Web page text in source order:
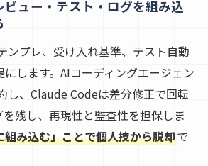
ビュー・テスト・ログを組み込
ンプレ、受け入れ基準、テスト自動
します。AIコーディングエージェン
し、Claude Codeは差分修正で回転
残し、再現性と監査性を担保しま
組み込む」ことで個人技から脱却で